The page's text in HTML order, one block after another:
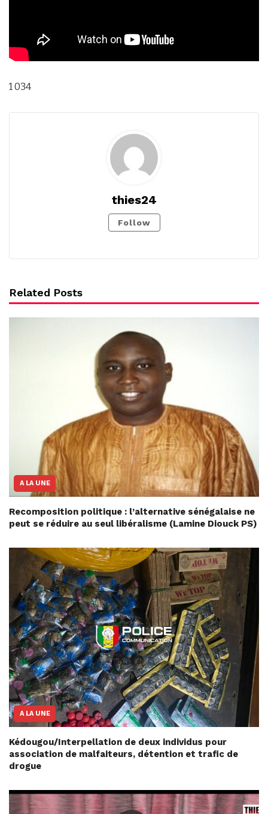
1 034
thies24
Follow
Related Posts
A LA UNE
Recomposition politique : l’alternative sénégalaise ne
peut se réduire au seul libéralisme (Lamine Diouck PS)
A LA UNE
Kédougou/Interpellation de deux individus pour
association de malfaiteurs, détention et trafic de
drogue